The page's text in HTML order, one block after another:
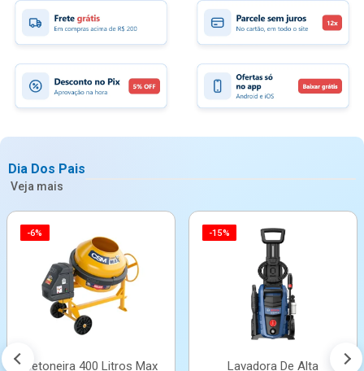
Dia Dos Pais
Veja mais
-6%
Betoneira 400 Litros Max
-15%
Lavadora De Alta